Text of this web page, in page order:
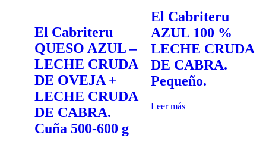
El Cabriteru
QUESO AZUL –
LECHE CRUDA
DE OVEJA +
LECHE CRUDA
DE CABRA.
Cuña 500-600 g
El Cabriteru
AZUL 100 %
LECHE CRUDA
DE CABRA.
Pequeño.
Leer más